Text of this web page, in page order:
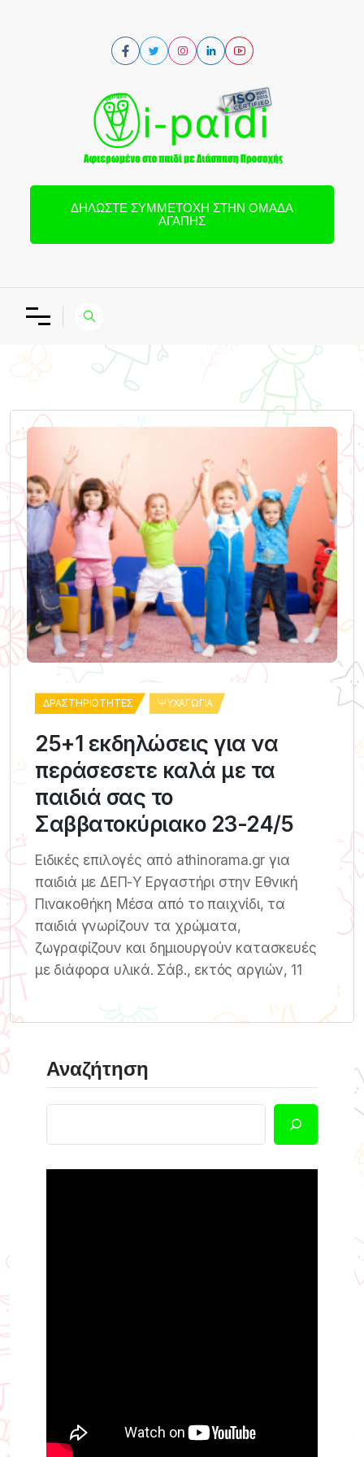
ΔΗΛΏΣΤΕ ΣΥΜΜΕΤΟΧΉ ΣΤΗΝ ΟΜΆΔΑ
ΑΓΆΠΗΣ
ΔΡΑΣΤΗΡΙΌΤΗΤΕΣ ΨΥΧΑΓΩΓΊΑ
25+1 εκδηλώσεις για να
περάσεσετε καλά με τα
παιδιά σας το
Σαββατοκύριακο 23-24/5
Ειδικές επιλογές από athinorama.gr για
παιδιά με ΔΕΠ-Υ Εργαστήρι στην Εθνική
Πινακοθήκη Μέσα από το παιχνίδι, τα
παιδιά γνωρίζουν τα χρώματα,
ζωγραφίζουν και δημιουργούν κατασκευές
με διάφορα υλικά. Σάβ., εκτός αργιών, 11
Αναζήτηση